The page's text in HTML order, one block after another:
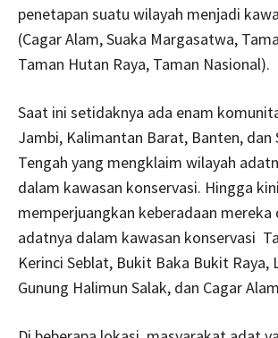
penetapan suatu wilayah menjadi
(Cagar Alam, Suaka Margasatwa,
Taman Hutan Raya, Taman Nasional).
Saat ini setidaknya ada enam
Jambi, Kalimantan Barat, Banten, dan
Tengah yang mengklaim wilayah
dalam kawasan konservasi. Hingga
memperjuangkan keberadaan mereka
adatnya dalam kawasan konservasi
Kerinci Seblat, Bukit Baka Bukit Raya,
Gunung Halimun Salak, dan Cagar